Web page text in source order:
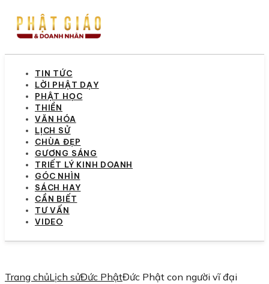
TIN TỨC
LỜI PHẬT DẠY
PHẬT HỌC
THIỀN
VĂN HÓA
LỊCH SỬ
CHÙA ĐẸP
GƯƠNG SÁNG
TRIẾT LÝ KINH DOANH
GÓC NHÌN
SÁCH HAY
CẦN BIẾT
TƯ VẤN
VIDEO
Trang chủLịch sửĐức PhậtĐức Phật con người vĩ đại